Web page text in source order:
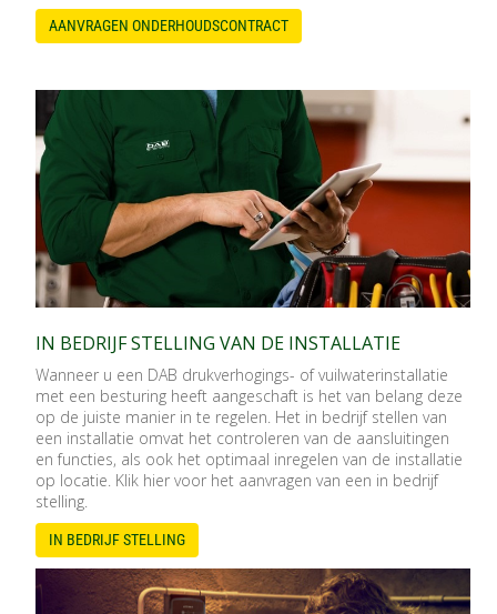
AANVRAGEN ONDERHOUDSCONTRACT
IN BEDRIJF STELLING VAN DE INSTALLATIE
Wanneer u een DAB drukverhogings- of vuilwaterinstallatie
met een besturing heeft aangeschaft is het van belang deze
op de juiste manier in te regelen. Het in bedrijf stellen van
een installatie omvat het controleren van de aansluitingen
en functies, als ook het optimaal inregelen van de installatie
op locatie. Klik hier voor het aanvragen van een in bedrijf
stelling.
IN BEDRIJF STELLING